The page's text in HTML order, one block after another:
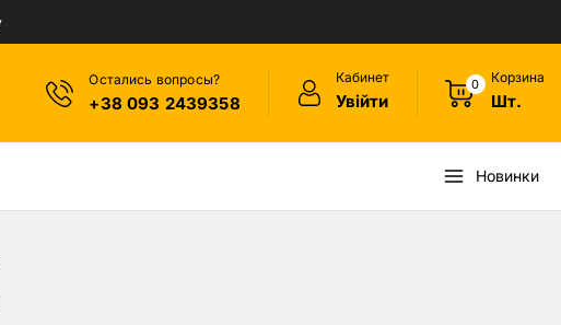
Остались вопросы?
+38 093 2439358
Кабинет
Увійти
0 Корзина
Шт.
Новинки